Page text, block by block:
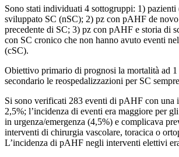
Sono stati individuati 4 sottogruppi: 1) pazienti
sviluppato SC (nSC); 2) pz con pAHF de novo
precedente di SC; 3) pz con pAHF e storia di
con SC cronico che non hanno avuto eventi
(cSC).
Obiettivo primario di prognosi la mortalità ad
secondario le reospedalizzazioni per SC
Si sono verificati 283 eventi di pAHF con una
2,5%; l’incidenza di eventi era maggiore per
in urgenza/emergenza (4,5%) e complicava
interventi di chirurgia vascolare, toracica o
L’incidenza di pAHF negli interventi elettivi